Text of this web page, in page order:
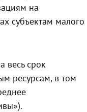
на
субъектам малого
весь срок
ресурсам, в том